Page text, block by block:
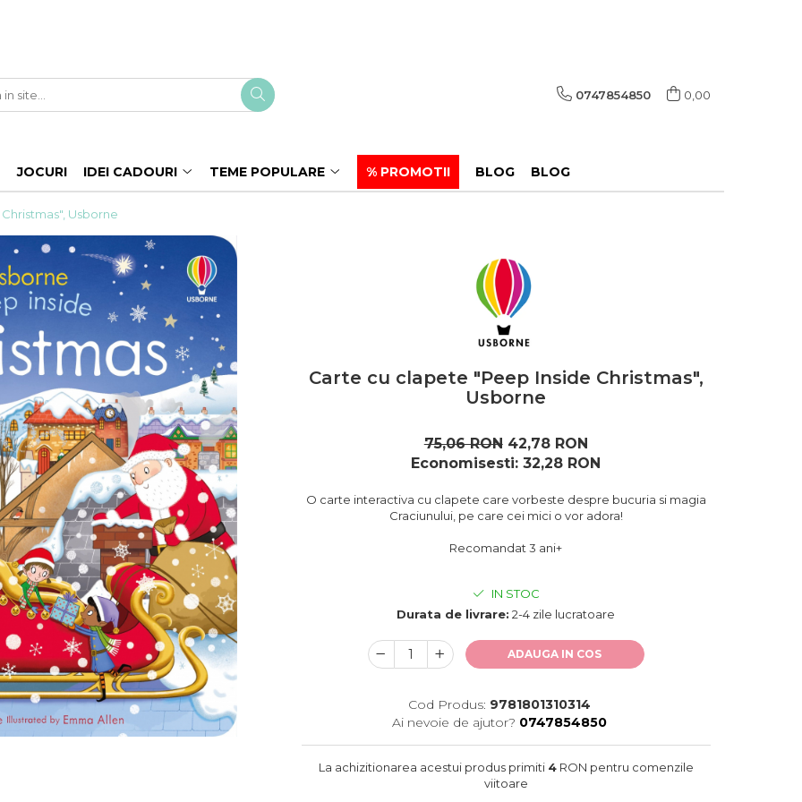
0747854850 0,00
JOCURI IDEI CADOURI TEME POPULARE % PROMOTII BLOG BLOG
Usborne
Carte cu clapete "Peep Inside Christmas",
Usborne
75,06 RON 42,78 RON
Economisesti:32,28 RON
O carte interactiva cu clapete care vorbeste despre bucuria si magia
Craciunului, pe care cei mici o vor adora!
Recomandat 3 ani+
IN STOC
Durata de livrare: 2-4 zile lucratoare
ADAUGA IN COS
Cod Produs: 9781801310314
Ai nevoie de ajutor? 0747854850
La achizitionarea acestui produs primiti 4RON pentru comenzile
viitoare